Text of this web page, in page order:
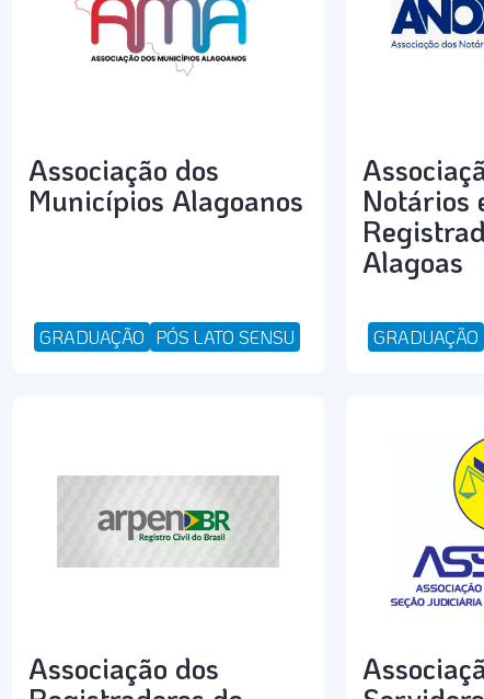
Associação dos
Municípios Alagoanos
GRADUAÇÃO PÓS LATO SENSU
Notários
Alagoas
GRADUAÇÃO
Associação dos